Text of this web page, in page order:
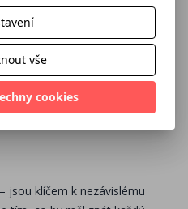
+
718 Kč
Investuj
Jessica
jsou klíčem k nezávislému
vše
cookies